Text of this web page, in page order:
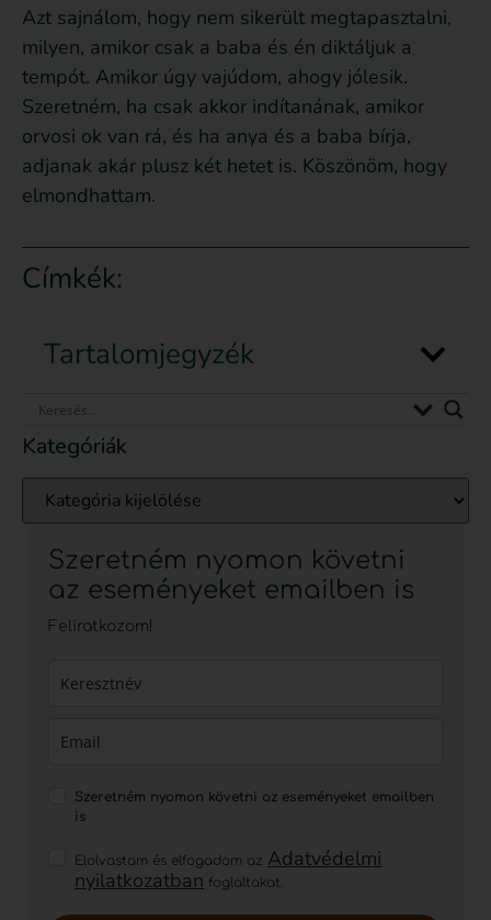
Azt sajnálom, hogy nem sikerült megtapasztalni,
milyen, amikor csak a baba és én diktáljuk a
tempót. Amikor úgy vajúdom, ahogy jólesik.
Szeretném, ha csak akkor indítanának, amikor
orvosi ok van rá, és ha anya és a baba bírja,
adjanak akár plusz két hetet is. Köszönöm, hogy
elmondhattam.
Címkék:
Tartalomjegyzék
Kategóriák
Szeretném nyomon követni
az eseményeket emailben is
Feliratkozom!
Szeretném nyomon követni az eseményeket emailben
is
Elolvastam és elfogadom az Adatvédelmi
nyilatkozatban foglaltakat.